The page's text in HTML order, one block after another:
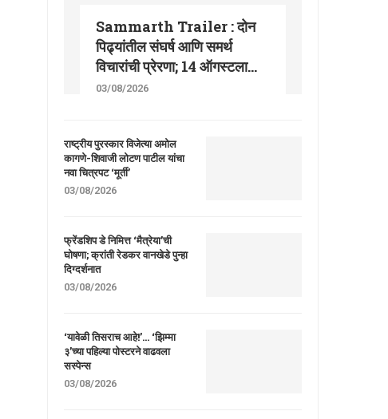
Sammarth Trailer : दोन
पिढ्यांतील संघर्ष आणि समर्थ
विचारांची प्रेरणा; 14 ऑगस्टला...
03/08/2026
राष्ट्रीय पुरस्कार विजेत्या अमोल
कागणे-शिवाजी लोटण पाटील यांचा
नवा चित्रपट ‘मूर्ती’
03/08/2026
फ्रेंडशिप डे निमित्त ‘मैत्रेया’ची
घोषणा; क्रांती रेडकर वानखेडे पुन्हा
दिग्दर्शनात
03/08/2026
‘यावेळी तिसराच आहे!’… ‘झिम्मा
३’च्या पहिल्या पोस्टरने वाढवला
सस्पेन्स
03/08/2026